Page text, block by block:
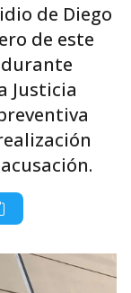
de Diego
de este
Justicia